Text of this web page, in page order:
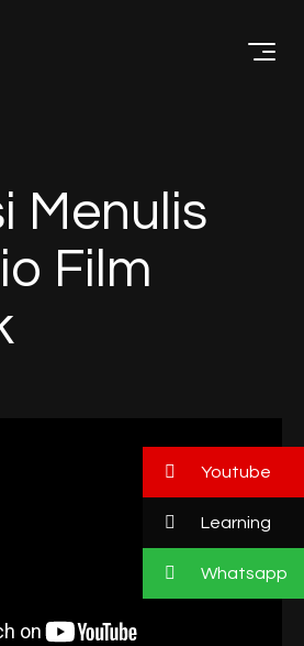
Menulis
Film
Youtube
Learning
Whatsapp